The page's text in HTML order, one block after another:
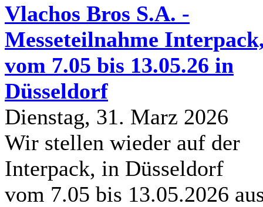
Vlachos Bros S.A. -
Messeteilnahme
vom 7.05 bis 13.05.26 in
Düsseldorf
Dienstag, 31. Marz 2026
Wir stellen wieder auf der
Interpack, in Düsseldorf
vom 7.05 bis 13.05.2026